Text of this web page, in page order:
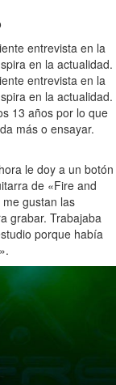
entrevista en la
en la actualidad.
entrevista en la
en la actualidad.
13 años por lo que
más o ensayar.
le doy a un botón
de «Fire and
me gustan las
grabar. Trabajaba
porque había